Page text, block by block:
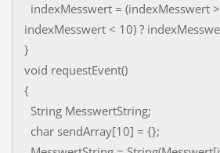
indexMesswert = (indexMesswert
indexMesswert < 10) ?
}
void requestEvent()
{
String MesswertString;
char sendArray[10] = {};